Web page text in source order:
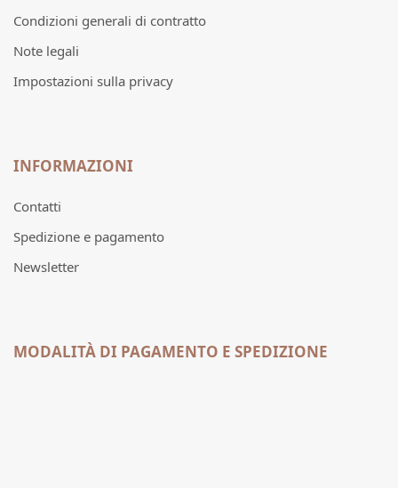
Condizioni generali di contratto
Note legali
Impostazioni sulla privacy
INFORMAZIONI
Contatti
Spedizione e pagamento
Newsletter
MODALITÀ DI PAGAMENTO E SPEDIZIONE